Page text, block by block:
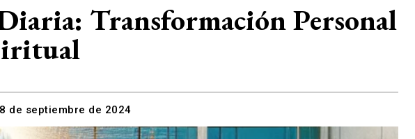
Transformación Personal
de septiembre de 2024